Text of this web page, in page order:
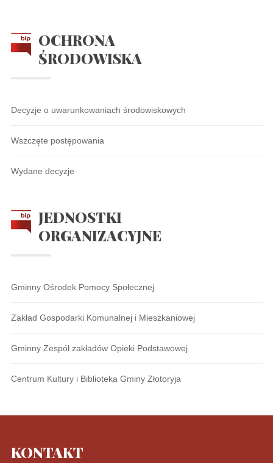
OCHRONA
ŚRODOWISKA
Decyzje o uwarunkowaniach środowiskowych
Wszczęte postępowania
Wydane decyzje
JEDNOSTKI
ORGANIZACYJNE
Gminny Ośrodek Pomocy Społecznej
Zakład Gospodarki Komunalnej i Mieszkaniowej
Gminny Zespół zakładów Opieki Podstawowej
Centrum Kultury i Biblioteka Gminy Złotoryja
KONTAKT